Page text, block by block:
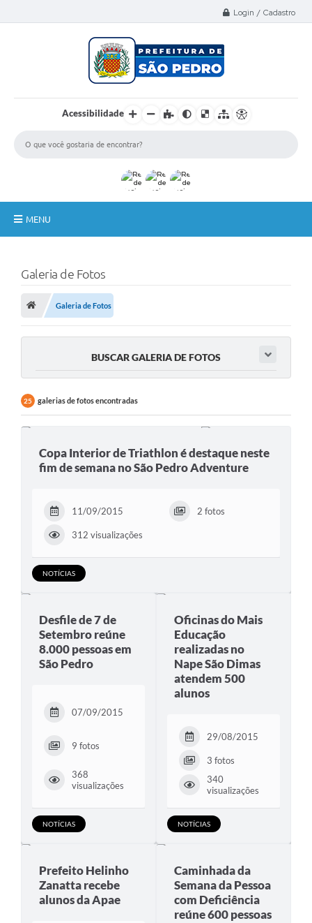
Login / Cadastro
Acessibilidade
MENU
Administração
Secretarias
Queimada é crime! Denuncie!
Medicamentos disponíveis na Farmácia Municipal
Formulários
Conselhos Municipais
Links úteis
Galeria de Fotos
Galeria de Fotos
BUSCAR GALERIA DE FOTOS
25 galerias de fotos encontradas
Copa Interior de Triathlon é destaque neste
fim de semana no São Pedro Adventure
11/09/2015 2 fotos
312 visualizações
NOTÍCIAS
Desfile de 7 de
Setembro reúne
8.000 pessoas em
São Pedro
07/09/2015
9 fotos
368
visualizações
NOTÍCIAS
Oficinas do Mais
Educação
realizadas no
Nape São Dimas
atendem 500
alunos
29/08/2015
3 fotos
340
visualizações
NOTÍCIAS
Prefeito Helinho
Zanatta recebe
alunos da Apae
Caminhada da
Semana da Pessoa
com Deficiência
reúne 600 pessoas